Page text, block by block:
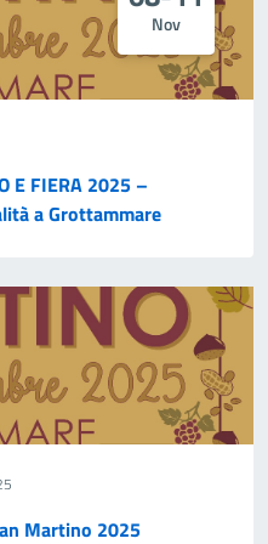
Nov
E FIERA 2025 –
a Grottammare
Martino 2025